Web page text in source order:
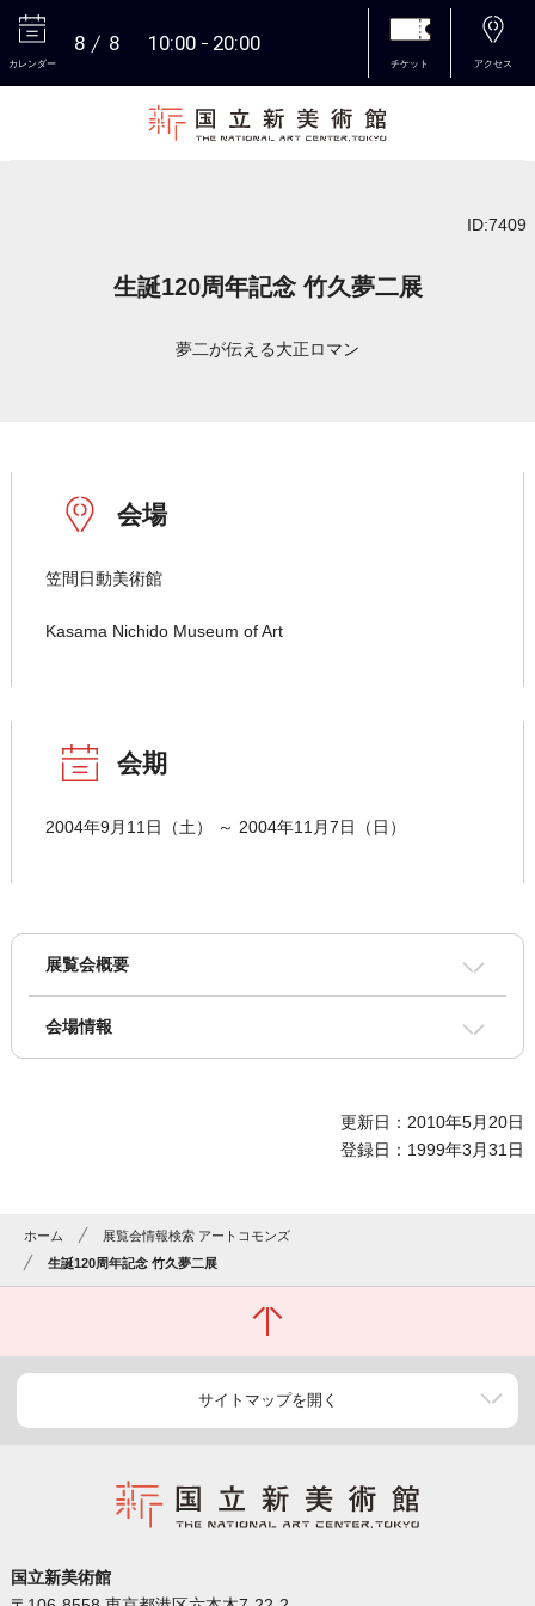
カレンダー
8 8 10:00 20:00
チケット アクセス
ID:7409
生誕120周年記念 竹久夢二展
夢二が伝える大正ロマン
会場
笠間日動美術館
Kasama Nichido Museum of Art
会期
2004年9月11日（土） ～ 2004年11月7日（日）
展覧会概要
会場情報
更新日：2010年5月20日
登録日：1999年3月31日
ホーム
展覧会情報検索 アートコモンズ
生誕120周年記念 竹久夢二展
サイトマップを開く
国立新美術館